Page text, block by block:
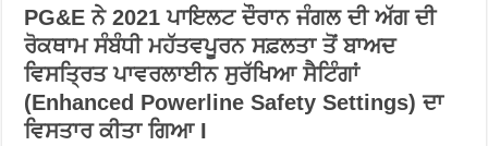
ਲਈ
ਸੱਦਾ
ਦਿੱਤਾ
ਗਿਆ
ਹੈ
PG&E ਨੇ 2021 ਪਾਇਲਟ ਦੌਰਾਨ ਜੰਗਲ ਦੀ ਅੱਗ ਦੀ
ਰੋਕਥਾਮ ਸੰਬੰਧੀ ਮਹੱਤਵਪੂਰਨ ਸਫ਼ਲਤਾ ਤੋਂ ਬਾਅਦ
ਵਿਸਤ੍ਰਿਤ ਪਾਵਰਲਾਈਨ ਸੁਰੱਖਿਆ ਸੈਟਿੰਗਾਂ
(Enhanced Powerline Safety Settings) ਦਾ
ਵਿਸਤਾਰ ਕੀਤਾ ਗਿਆ I